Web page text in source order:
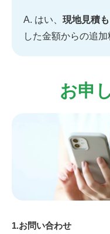
A. はい、 現地見積
した金額からの追加
お申
1.お問い合わせ